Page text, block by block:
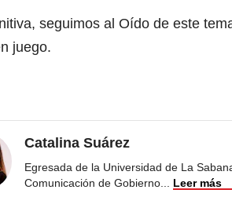
seguimos al Oído de este
juego.
Catalina Suárez
Egresada de la Universidad de La
Comunicación de Gobierno
Leer más